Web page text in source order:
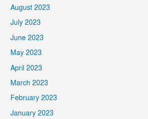
August 2023
July 2023
June 2023
May 2023
April 2023
March 2023
February 2023
January 2023